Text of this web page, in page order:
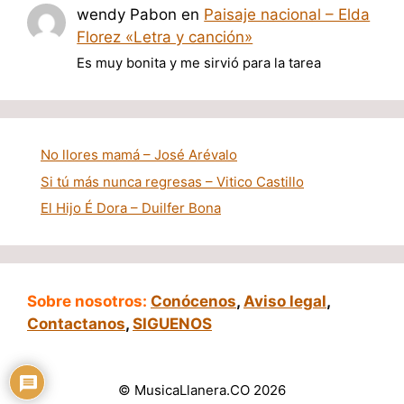
wendy Pabon en Paisaje nacional – Elda
Florez «Letra y canción»
Es muy bonita y me sirvió para la tarea
No llores mamá – José Arévalo
Si tú más nunca regresas – Vitico Castillo
El Hijo É Dora – Duilfer Bona
Sobre nosotros: Conócenos, Aviso legal,
Contactanos, SIGUENOS
© MusicaLlanera.CO 2026